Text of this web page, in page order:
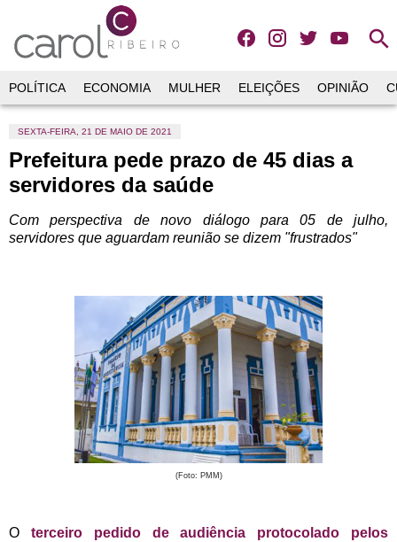
search
POLÍTICA ECONOMIA MULHER ELEIÇÕES OPINIÃO
SEXTA-FEIRA, 21 DE MAIO DE 2021
Prefeitura pede prazo de 45 dias a
servidores da saúde
Com perspectiva de novo diálogo para 05 de julho,
servidores que aguardam reunião se dizem "frustrados"
(Foto: PMM)
O terceiro pedido de audiência protocolado pelos